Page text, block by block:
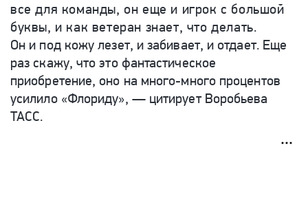
все для команды, он еще и игрок с большой
буквы, и как ветеран знает, что делать.
Он и под кожу лезет, и забивает, и отдает. Еще
раз скажу, что это фантастическое
приобретение, оно на много-много процентов
усилило «Флориду», — цитирует Воробьева
ТАСС.